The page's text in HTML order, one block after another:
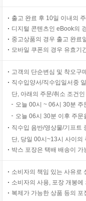
출고 완료 후 10일 이내의
디지털 콘텐츠인 eBook의
중고상품의 경우 출고 완료
모바일 쿠폰의 경우 유효기
고객의 단순변심 및 착오구
직수입양서/직수입일서중
단, 아래의 주문/취소 조건
오늘 00시 ~ 06시 30분
오늘 06시 30분 이후 주
직수입 음반/영상물/기프트
단, 당일 00시~13시 사이의
박스 포장은 택배 배송이
소비자의 책임 있는 사유로
소비자의 사용, 포장 개봉
복제가 가능한 상품 등의